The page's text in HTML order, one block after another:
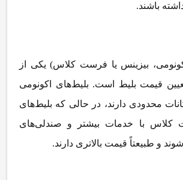
باشند.
بیزینس یا فرست کلاس) یکی از
قیمت بلیط است. بلیطهای اکونومی
محدودی دارند، در حالی که بلیطهای
کلاس با خدمات بیشتر و صندلیهای
شوند و طبیعتاً قیمت بالاتری دارند.